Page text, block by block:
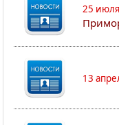
25
13